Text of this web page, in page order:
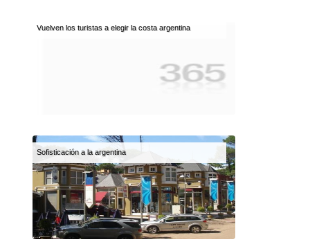
Vuelven los turistas a elegir la costa argentina
Sofisticación a la argentina